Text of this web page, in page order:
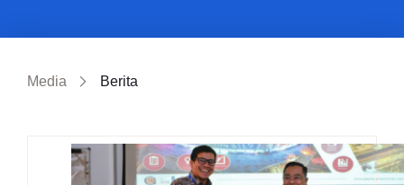
Media Berita